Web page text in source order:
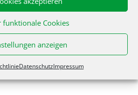
funktionale Cookies
anzeigen
DatenschutzImpressum